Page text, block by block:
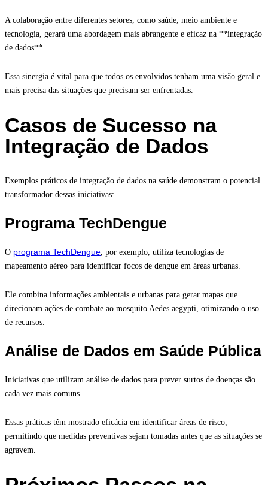
A colaboração entre diferentes setores, como saúde, meio ambiente e
tecnologia, gerará uma abordagem mais abrangente e eficaz na **integração
de dados**.
Essa sinergia é vital para que todos os envolvidos tenham uma visão geral e
mais precisa das situações que precisam ser enfrentadas.
Casos de Sucesso na
Integração de Dados
Exemplos práticos de integração de dados na saúde demonstram o potencial
transformador dessas iniciativas:
Programa TechDengue
O programa TechDengue , por exemplo, utiliza tecnologias de
mapeamento aéreo para identificar focos de dengue em áreas urbanas.
Ele combina informações ambientais e urbanas para gerar mapas que
direcionam ações de combate ao mosquito Aedes aegypti, otimizando o uso
de recursos.
Análise de Dados em Saúde Pública
Iniciativas que utilizam análise de dados para prever surtos de doenças são
cada vez mais comuns.
Essas práticas têm mostrado eficácia em identificar áreas de risco,
permitindo que medidas preventivas sejam tomadas antes que as situações se
agravem.